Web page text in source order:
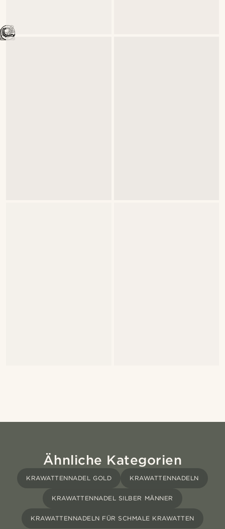
Ähnliche Kategorien
KRAWATTENNADEL GOLD KRAWATTENNADELN
KRAWATTENNADEL SILBER MÄNNER
KRAWATTENNADELN FÜR SCHMALE KRAWATTEN